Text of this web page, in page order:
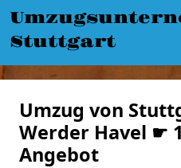
Stuttgart
Umzug von
Werder Havel ☛
Angebot